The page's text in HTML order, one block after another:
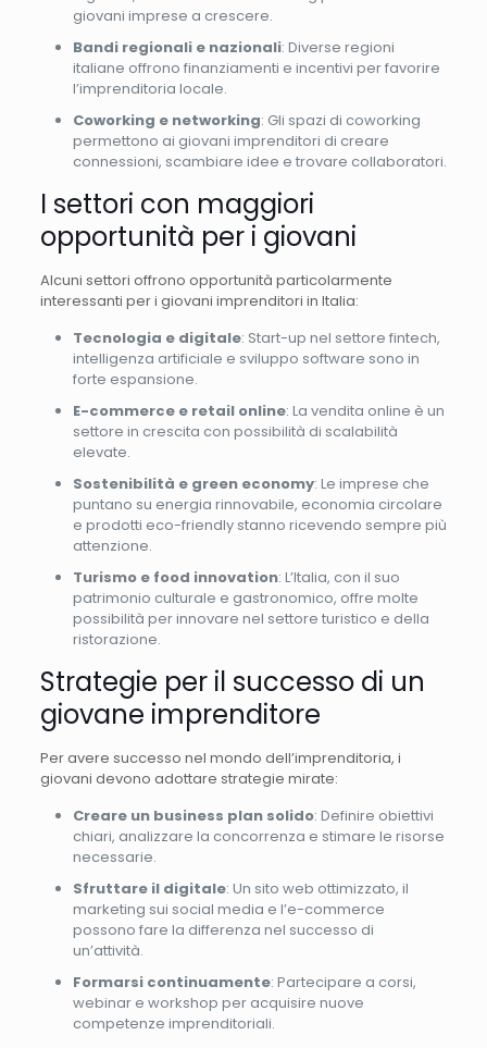
giovani imprese a crescere.
Bandi regionali e nazionali: Diverse regioni
italiane offrono finanziamenti e incentivi per favorire
l’imprenditoria locale.
Coworking e networking: Gli spazi di coworking
permettono ai giovani imprenditori di creare
connessioni, scambiare idee e trovare collaboratori.
I settori con maggiori
opportunità per i giovani
Alcuni settori offrono opportunità particolarmente
interessanti per i giovani imprenditori in Italia:
Tecnologia e digitale: Start-up nel settore fintech,
intelligenza artificiale e sviluppo software sono in
forte espansione.
E-commerce e retail online: La vendita online è un
settore in crescita con possibilità di scalabilità
elevate.
Sostenibilità e green economy: Le imprese che
puntano su energia rinnovabile, economia circolare
e prodotti eco-friendly stanno ricevendo sempre più
attenzione.
Turismo e food innovation: L’Italia, con il suo
patrimonio culturale e gastronomico, offre molte
possibilità per innovare nel settore turistico e della
ristorazione.
Strategie per il successo di un
giovane imprenditore
Per avere successo nel mondo dell’imprenditoria, i
giovani devono adottare strategie mirate:
Creare un business plan solido: Definire obiettivi
chiari, analizzare la concorrenza e stimare le risorse
necessarie.
Sfruttare il digitale: Un sito web ottimizzato, il
marketing sui social media e l’e-commerce
possono fare la differenza nel successo di
un’attività.
Formarsi continuamente: Partecipare a corsi,
webinar e workshop per acquisire nuove
competenze imprenditoriali.